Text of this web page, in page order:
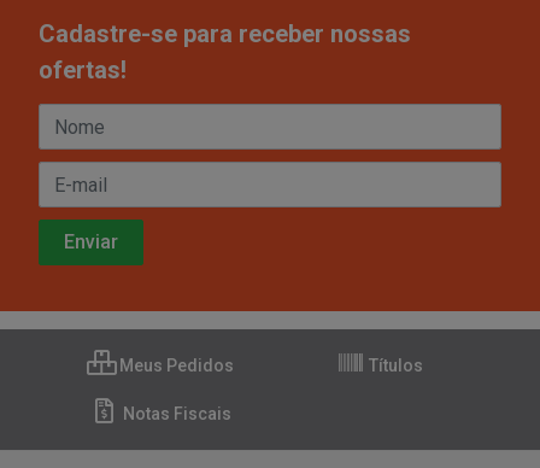
Cadastre-se para receber nossas
ofertas!
Meus Pedidos Títulos
Notas Fiscais